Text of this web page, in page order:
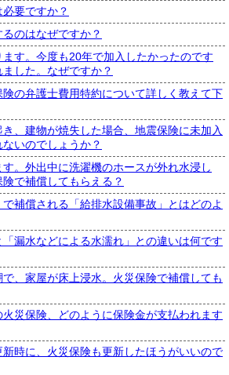
要ですか？
のはなぜですか？
す。今度も20年で加入したかったのです
した。なぜですか？
の弁護士費用特約について詳しく教えて下
、建物が焼失した場合、地震保険に未加入
いのでしょうか？
。外出中に洗濯機のホースが外れ水浸し
で補償してもらえる？
補償される「給排水設備事故」とはどのよ
漏水などによる水濡れ」との違いは何です
、家屋が床上浸水。火災保険で補償しても
災保険、どのように保険金が支払われます
時に、火災保険も更新したほうがいいので